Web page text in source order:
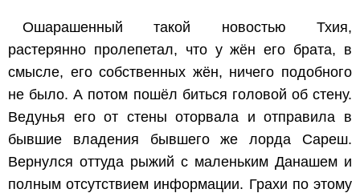
Ошарашенный такой новостью Тхия,
растерянно пролепетал, что у жён его брата, в
смысле, его собственных жён, ничего подобного
не было. А потом пошёл биться головой об стену.
Ведунья его от стены оторвала и отправила в
бывшие владения бывшего же лорда Сареш.
Вернулся оттуда рыжий с маленьким Данашем и
полным отсутствием информации. Грахи по этому